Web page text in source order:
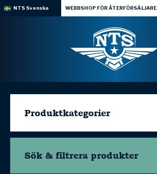
NTS Svenska WEBBSHOP FÖR ÅTERFÖRSÄLJARE
Produktkategorier
Sök & filtrera produkter